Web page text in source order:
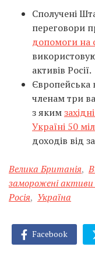
Сполучені
переговори
допомоги на
активів Росії.
Європейська
членам три
з яким
Україні 50
доходів від
Велика Британія,
заморожені
Росія, Україна
Facebook